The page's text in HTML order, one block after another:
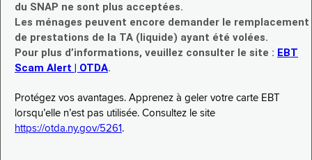
du SNAP ne sont plus acceptées.
Les ménages peuvent encore demander le remplacement
de prestations de la TA (liquide) ayant été volées.
Pour plus d’informations, veuillez consulter le site : EBT
Scam Alert | OTDA.
Protégez vos avantages. Apprenez à geler votre carte EBT
lorsqu’elle n’est pas utilisée. Consultez le site
https://otda.ny.gov/5261 .